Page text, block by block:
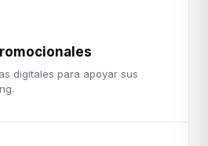
digitales para apoyar sus